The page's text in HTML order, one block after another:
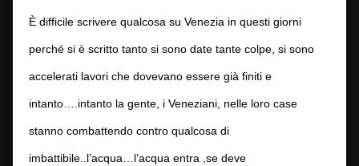
È difficile scrivere qualcosa su Venezia in questi giorni
perché si è scritto tanto si sono date tante colpe, si sono
accelerati lavori che dovevano essere già finiti e
intanto….intanto la gente, i Veneziani, nelle loro case
stanno combattendo contro qualcosa di
imbattibile..l’acqua…l’acqua entra ,se deve